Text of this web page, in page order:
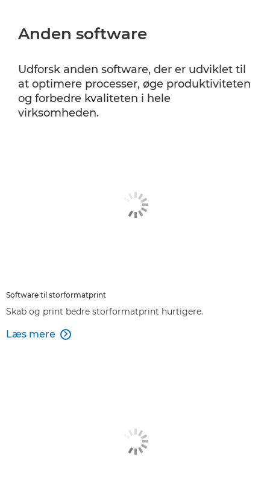
Anden software
Udforsk anden software, der er udviklet til
at optimere processer, øge produktiviteten
og forbedre kvaliteten i hele
virksomheden.
Software til storformatprint
Skab og print bedre storformatprint hurtigere.
Læs mere 